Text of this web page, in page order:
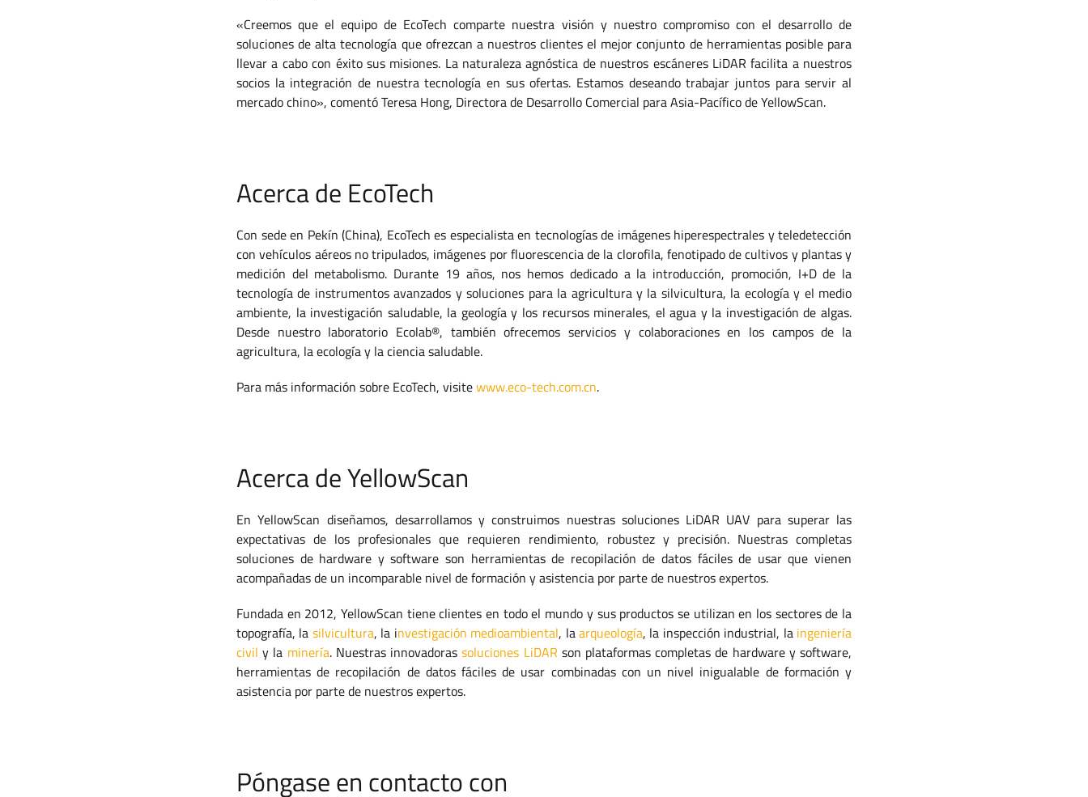
«Creemos que el equipo de EcoTech comparte nuestra visión y nuestro compromiso con el desarrollo de
soluciones de alta tecnología que ofrezcan a nuestros clientes el mejor conjunto de herramientas posible para
llevar a cabo con éxito sus misiones. La naturaleza agnóstica de nuestros escáneres LiDAR facilita a nuestros
socios la integración de nuestra tecnología en sus ofertas. Estamos deseando trabajar juntos para servir al
mercado chino», comentó Teresa Hong, Directora de Desarrollo Comercial para Asia-Pacífico de YellowScan.
Acerca de EcoTech
Con sede en Pekín (China), EcoTech es especialista en tecnologías de imágenes hiperespectrales y teledetección
con vehículos aéreos no tripulados, imágenes por fluorescencia de la clorofila, fenotipado de cultivos y plantas y
medición del metabolismo. Durante 19 años, nos hemos dedicado a la introducción, promoción, I+D de la
tecnología de instrumentos avanzados y soluciones para la agricultura y la silvicultura, la ecología y el medio
ambiente, la investigación saludable, la geología y los recursos minerales, el agua y la investigación de algas.
Desde nuestro laboratorio Ecolab®, también ofrecemos servicios y colaboraciones en los campos de la
agricultura, la ecología y la ciencia saludable.
Para más información sobre EcoTech, visitewww.eco-tech.com.cn.
Acerca de YellowScan
En YellowScan diseñamos, desarrollamos y construimos nuestras soluciones LiDAR UAV para superar las
expectativas de los profesionales que requieren rendimiento, robustez y precisión. Nuestras completas
soluciones de hardware y software son herramientas de recopilación de datos fáciles de usar que vienen
acompañadas de un incomparable nivel de formación y asistencia por parte de nuestros expertos.
Fundada en 2012, YellowScan tiene clientes en todo el mundo y sus productos se utilizan en los sectores de la
topografía, la silvicultura, la investigación medioambiental, laarqueología, la inspección industrial, la ingeniería
civil y la minería. Nuestras innovadorassoluciones LiDAR son plataformas completas de hardware y software,
herramientas de recopilación de datos fáciles de usar combinadas con un nivel inigualable de formación y
asistencia por parte de nuestros expertos.
Póngase en contacto con